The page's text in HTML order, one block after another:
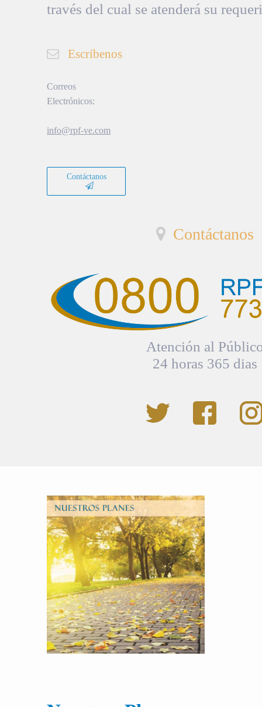
través del cual se atenderá su
Escríbenos
Correos
Electrónicos:
info@rpf-ve.com
Contáctanos
Contáctanos
Atención al
24 horas 365 dias